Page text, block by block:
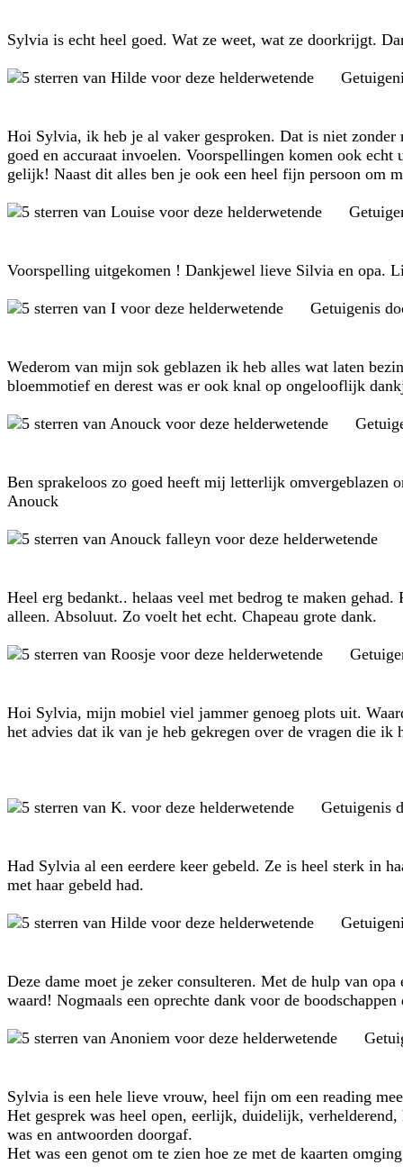
Sylvia is echt heel goed. Wat ze weet, wat ze doorkrijgt.
Hoi Sylvia, ik heb je al vaker gesproken. Dat is niet
goed en accuraat invoelen. Voorspellingen komen ook
gelijk! Naast dit alles ben je ook een heel fijn persoon om
Voorspelling uitgekomen ! Dankjewel lieve Silvia en opa.
Getuigenis
Wederom van mijn sok geblazen ik heb alles wat laten
bloemmotief en derest was er ook knal op ongelooflijk
Ben sprakeloos zo goed heeft mij letterlijk omvergeblazen
Anouck
Heel erg bedankt.. helaas veel met bedrog te maken
alleen. Absoluut. Zo voelt het echt. Chapeau grote dank.
Hoi Sylvia, mijn mobiel viel jammer genoeg plots uit.
het advies dat ik van je heb gekregen over de vragen die
Getuigenis
Had Sylvia al een eerdere keer gebeld. Ze is heel sterk in
met haar gebeld had.
Deze dame moet je zeker consulteren. Met de hulp van
waard! Nogmaals een oprechte dank voor de
Sylvia is een hele lieve vrouw, heel fijn om een reading
Het gesprek was heel open, eerlijk, duidelijk,
was en antwoorden doorgaf.
Het was een genot om te zien hoe ze met de kaarten